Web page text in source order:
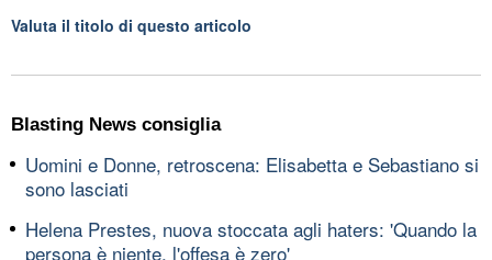
Valuta il titolo di questo articolo
Blasting News consiglia
Uomini e Donne, retroscena: Elisabetta e Sebastiano si
sono lasciati
Helena Prestes, nuova stoccata agli haters: 'Quando la
persona è niente, l'offesa è zero'